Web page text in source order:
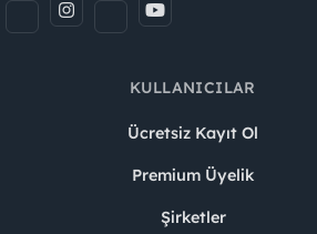
KULLANICILAR
Ücretsiz Kayıt Ol
Premium Üyelik
Şirketler